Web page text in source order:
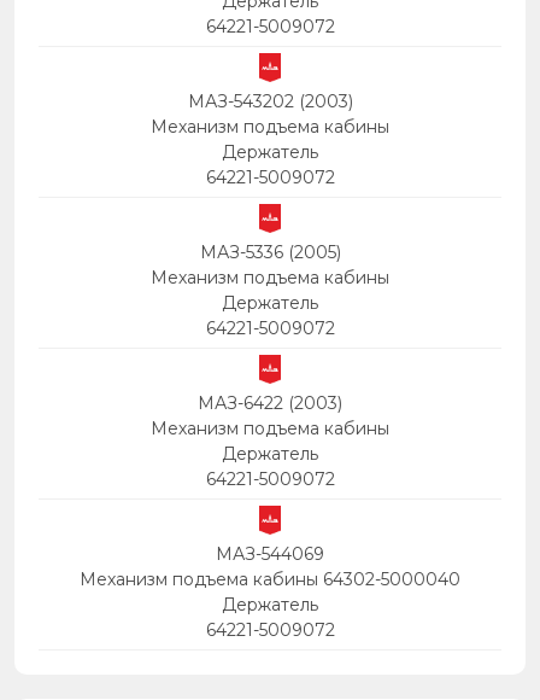
64221-5009072
МАЗ-543202 (2003)
Механизм подъема кабины
Держатель
64221-5009072
МАЗ-5336 (2005)
Механизм подъема кабины
Держатель
64221-5009072
МАЗ-6422 (2003)
Механизм подъема кабины
Держатель
64221-5009072
МАЗ-544069
Механизм подъема кабины 64302-5000040
Держатель
64221-5009072